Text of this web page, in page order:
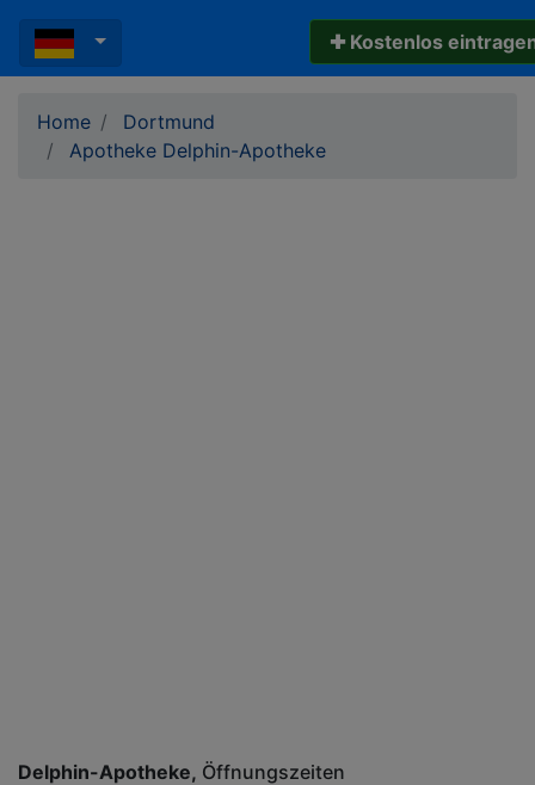
✚ Kostenlos
Home
Dortmund
Apotheke Delphin-Apotheke
Delphin-Apotheke Öffnungszeiten